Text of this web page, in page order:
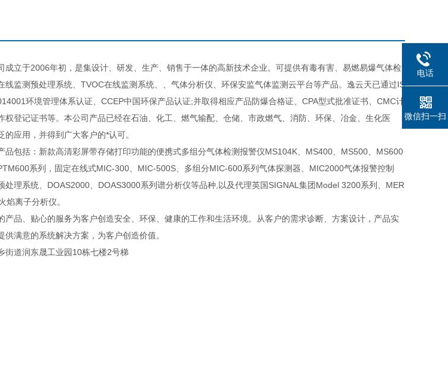
立于2006年初，是集设计、研发、生产、销售于一体的高新技术企业。可提供有毒有害、易燃易爆气体检
线监测预处理系统、TVOC在线监测系统、、气体分析仪、环保安监气体监测云平台等产品。逸云天已通过IS
环境管理体系认证、CCEP中国环保产品认证;并取得相应产品防爆合格证、CPA型式批准证书、CMC计
权登记证书等。本公司产品已经在石油、化工、燃气输配、仓储、市政燃气、消防、环保、冶金、生化医
应用，并得到广大客户的*认可。
包括：新款高清彩屏带存储打印功能的便携式多组分气体检测报警仪MS104K、MS400、MS500、MS600
系列，固定在线式MIC-300、MIC-500S、多组分MIC-600系列气体探测器、MIC2000气体报警控制
理系统、DOAS2000、DOAS3000系列谱分析仪等品种,以及代理英国SIGNAL集团Model 3200系列、MER
焰离子分析仪。
品、贴心的服务为客户创造安全、环保、健康的工作和生活环境。从客户的需求诊断、方案设计，产品实
满意的系统解决方案，为客户创造价值。
道润东晟工业园10栋七楼2号梯
电话
微信扫一扫